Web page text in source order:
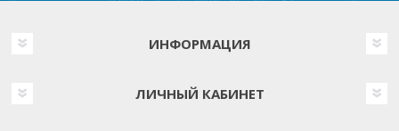
ИНФОРМАЦИЯ
ЛИЧНЫЙ КАБИНЕТ